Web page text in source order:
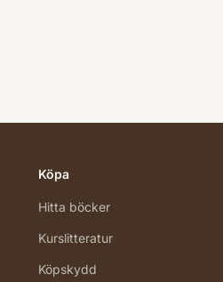
Köpa
Hitta böcker
Kurslitteratur
Köpskydd